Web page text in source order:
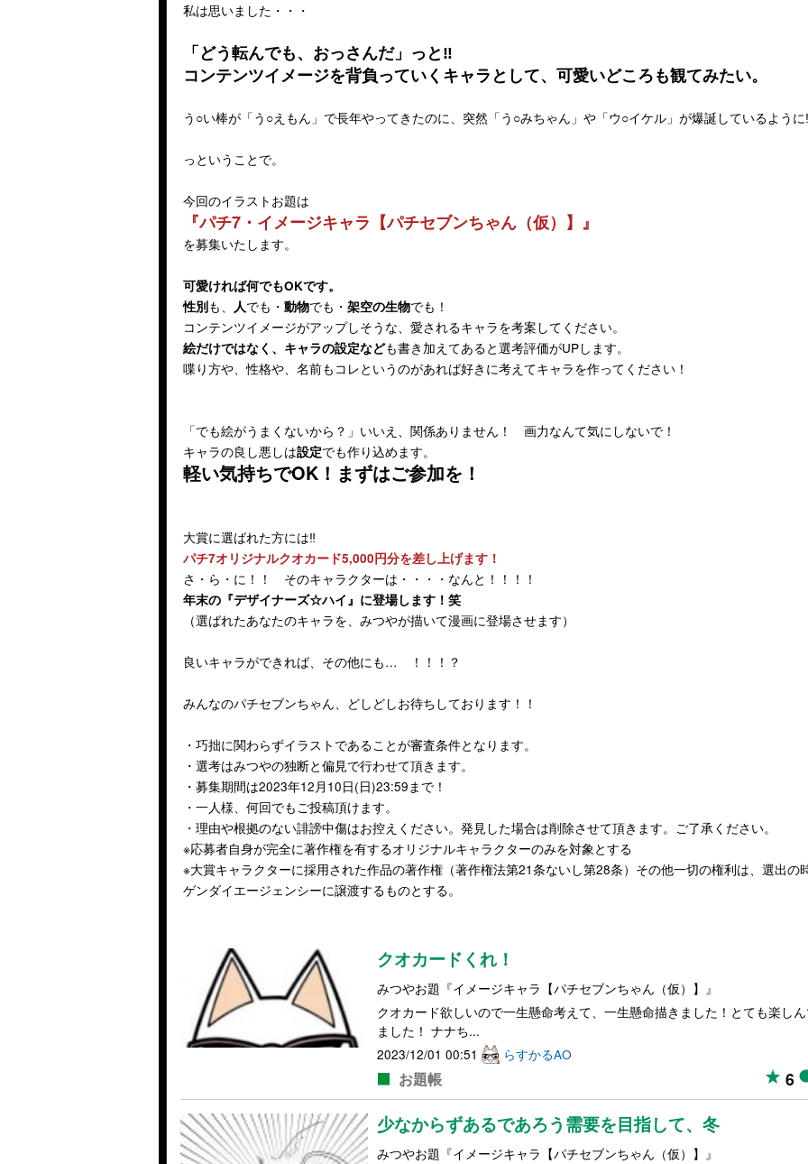
私は思いました・・・
「どう転んでも、おっさんだ」っと‼
コンテンツイメージを背負っていくキャラとして、可愛いどころも観てみたい。
う○い棒が「う○えもん」で長年やってきたのに、突然「う○みちゃん」や「ウ○イケル」が爆誕しているように
っということで。
今回のイラストお題は
『パチ7・イメージキャラ【パチセブンちゃん（仮）】』
を募集いたします。
可愛ければ何でもOKです。
性別も、 人でも・ 動物でも・ 架空の生物でも！
コンテンツイメージがアップしそうな、愛されるキャラを考案してください。
絵だけではなく、キャラの設定なども書き加えてあると選考評価がUPします。
喋り方や、性格や、名前もコレというのがあれば好きに考えてキャラを作ってください！
「でも絵がうまくないから？」いいえ、関係ありません！ 画力なんて気にしないで！
キャラの良し悪しは設定でも作り込めます。
軽い気持ちでOK！まずはご参加を！
大賞に選ばれた方には‼
パチ7オリジナルクオカード5,000円分を差し上げます！
さ・ら・に！！ そのキャラクターは・・・・なんと！！！！
年末の『デザイナーズ☆ハイ』に登場します！笑
（選ばれたあなたのキャラを、みつやが描いて漫画に登場させます）
良いキャラができれば、その他にも… ！！！？
みんなのパチセブンちゃん、どしどしお待ちしております！！
・巧拙に関わらずイラストであることが審査条件となります。
・選考はみつやの独断と偏見で行わせて頂きます。
・募集期間は2023年12月10日(日)23:59まで！
・一人様、何回でもご投稿頂けます。
・理由や根拠のない誹謗中傷はお控えください。発見した場合は削除させて頂きます。ご了承ください。
※応募者自身が完全に著作権を有するオリジナルキャラクターのみを対象とする
※大賞キャラクターに採用された作品の著作権（著作権法第21条ないし第28条）その他一切の権利は、選出の
ゲンダイエージェンシーに譲渡するものとする。
クオカードくれ！
みつやお題『イメージキャラ【パチセブンちゃん（仮）】』
クオカード欲しいので一生懸命考えて、一生懸命描きました！とても楽し
ました！ ナナち...
2023/12/01 00:51
らすかるAO
お題帳 6
少なからずあるであろう需要を目指して、冬
みつやお題『イメージキャラ【パチセブンちゃん（仮）】』